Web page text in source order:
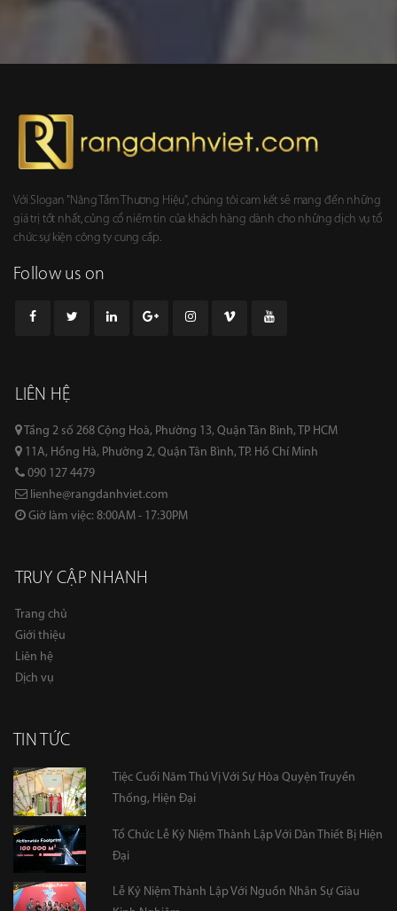
Với Slogan "Nâng Tầm Thương Hiệu", chúng tôi cam kết sẽ mang đến những
giá trị tốt nhất, củng cổ niềm tin của khách hàng dành cho những dịch vụ tổ
chức sự kiện công ty cung cấp.
Follow us on
LIÊN HỆ
Tầng 2 số 268 Cộng Hoà, Phường 13, Quận Tân Bình, TP HCM
11A, Hồng Hà, Phường 2, Quận Tân Bình, TP. Hồ Chí Minh
090 127 4479
lienhe@rangdanhviet.com
Giờ làm việc: 8:00AM - 17:30PM
TRUY CẬP NHANH
Trang chủ
Giới thiệu
Liên hệ
Dịch vụ
TIN TỨC
Tiệc Cuối Năm Thú Vị Với Sự Hòa Quyện Truyền
Thống, Hiện Đại
Tổ Chức Lễ Kỷ Niệm Thành Lập Với Dàn Thiết Bị Hiện
Đại
Lễ Kỷ Niệm Thành Lập Với Nguồn Nhân Sự Giàu